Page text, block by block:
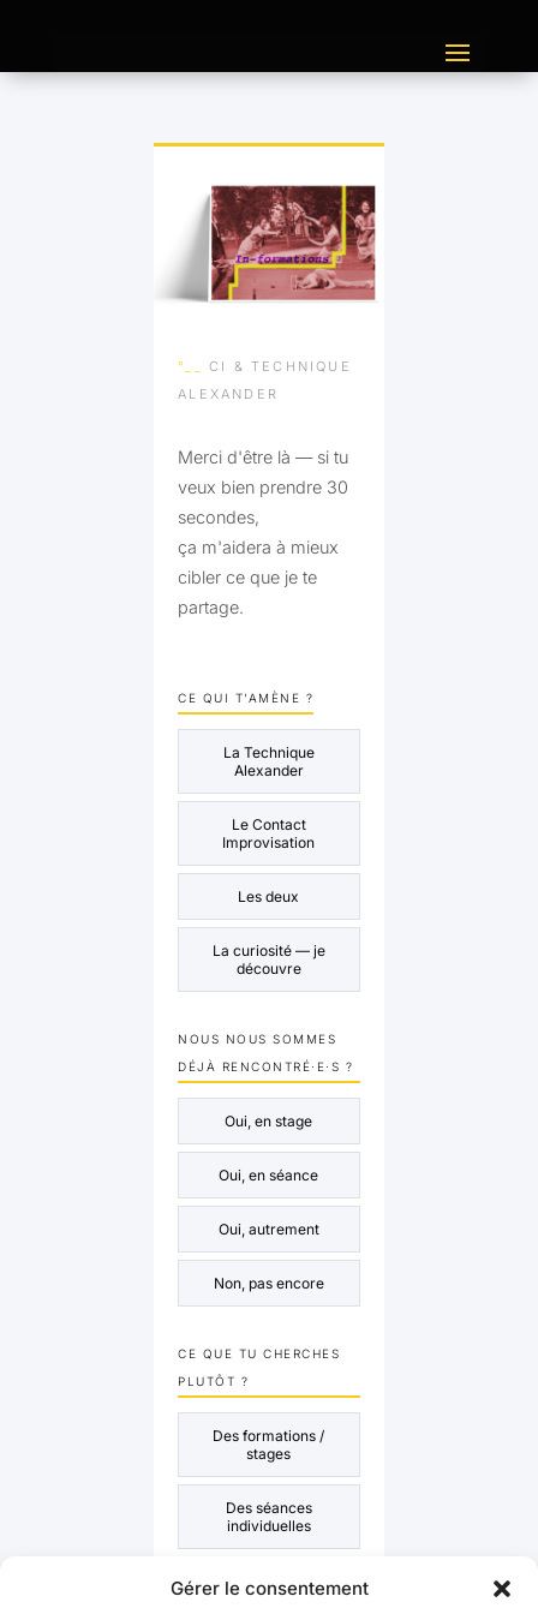
Gérer le consentement
°__
CI & TECHNIQUE
ALEXANDER
Merci d'être là — si tu
veux bien prendre 30
secondes,
ça m'aidera à mieux
cibler ce que je te
partage.
CE QUI T'AMÈNE ?
La Technique
Alexander
Le Contact
Improvisation
Les deux
La curiosité — je
découvre
NOUS NOUS SOMMES
DÉJÀ RENCONTRÉ·E·S ?
Oui, en stage
Oui, en séance
Oui, autrement
Non, pas encore
CE QUE TU CHERCHES
PLUTÔT ?
Des formations /
stages
Des séances
individuelles
Des ressources /
articles